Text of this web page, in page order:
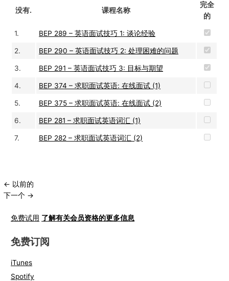
没有. 课程名称
完全
的
1. BEP 289 – 英语面试技巧 1: 谈论经验
2. BEP 290 – 英语面试技巧 2: 处理困难的问题
3. BEP 291 – 英语面试技巧 3: 目标与期望
4. BEP 374 – 求职面试英语: 在线面试 (1)
5. BEP 375 – 求职面试英语: 在线面试 (2)
6. BEP 281 – 求职面试英语词汇 (1)
7. BEP 282 – 求职面试英语词汇 (2)
← 以前的
下一个 →
免费试用 了解有关会员资格的更多信息
免费订阅
iTunes
Spotify